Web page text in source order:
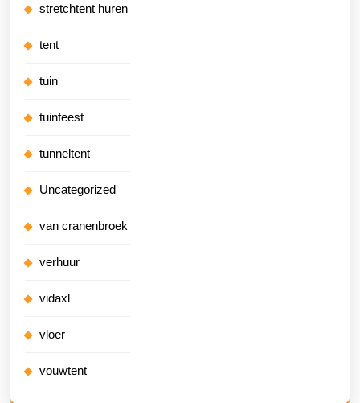
stretchtent huren
tent
tuin
tuinfeest
tunneltent
Uncategorized
van cranenbroek
verhuur
vidaxl
vloer
vouwtent